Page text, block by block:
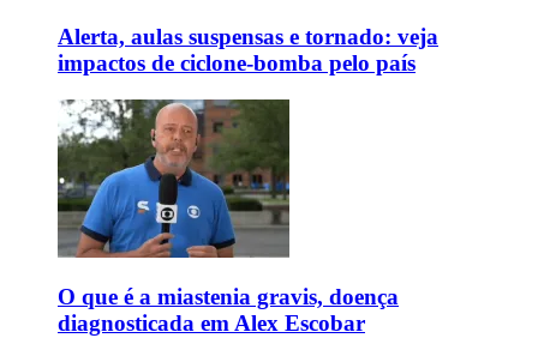
Alerta, aulas suspensas e tornado: veja
impactos de ciclone-bomba pelo país
O que é a miastenia gravis, doença
diagnosticada em Alex Escobar